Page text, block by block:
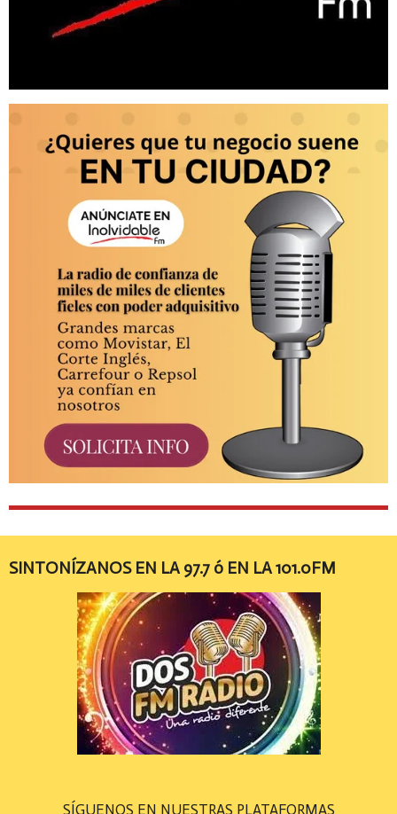
SINTONÍZANOS EN LA 97.7 ó EN LA 101.0FM
SÍGUENOS EN NUESTRAS PLATAFORMAS